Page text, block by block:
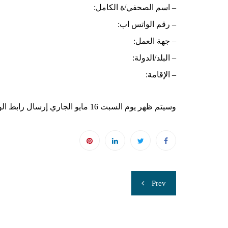
– اسم الصحفي/ة الكامل:
– رقم الواتس اب:
– جهة العمل:
– البلد/الدولة:
– الإقامة:
وسيتم ظهر يوم السبت 16 مايو الجاري إرسال رابط الويبنيار الرقمي للجلسة التدريبية لكل المتقدمين للتدريب
تصفّح
المقالات
Prev